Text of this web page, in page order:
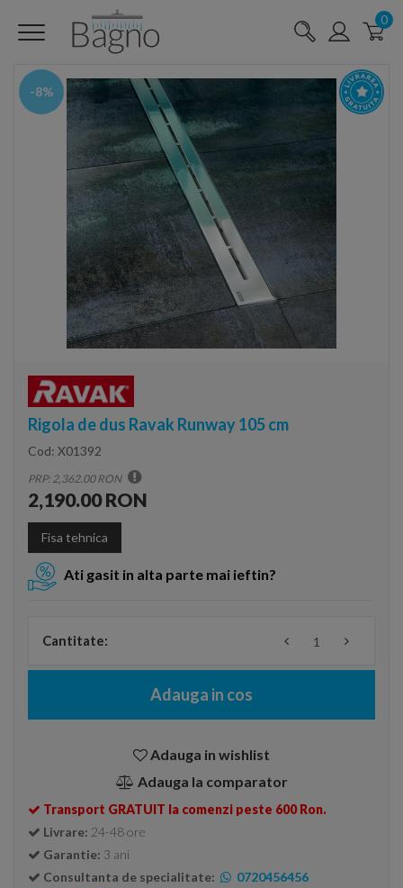
0
-8%
Rigola de dus Ravak Runway 105 cm
Cod: X01392
PRP: 2,362.00 RON
2,190.00 RON
Fisa tehnica
Ati gasit in alta parte mai ieftin?
Cantitate:
Adauga in cos
Adauga in wishlist
Adauga la comparator
Transport GRATUIT la comenzi peste 600 Ron.
Livrare: 24-48 ore
Garantie: 3 ani
Consultanta de specialitate:
0720456456